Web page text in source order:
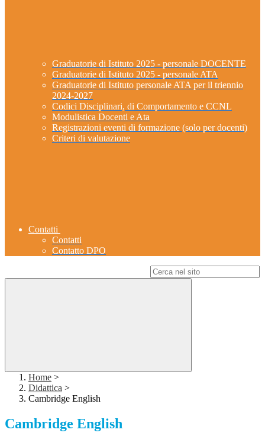
Graduatorie di Istituto 2025 - personale DOCENTE
Graduatorie di Istituto 2025 - personale ATA
Graduatorie di Istituto personale ATA per il triennio
2024-2027
Codici Disciplinari, di Comportamento e CCNL
Modulistica Docenti e Ata
Registrazioni eventi di formazione (solo per docenti)
Criteri di valutazione
Contatti
Contatti
Contatto DPO
Home >
Didattica >
Cambridge English
Cambridge English